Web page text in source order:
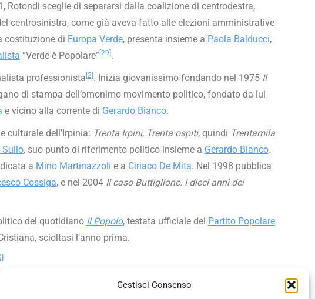
Gestisci Consenso
Rotondi sceglie di separarsi dalla coalizione di centrodestra,
centrosinistra, come già aveva fatto alle elezioni amministrative
costituzione di Europa Verde, presenta insieme a Paola Balducci,
“Verde è Popolare” [29] .
professionista [2]. Inizia giovanissimo fondando nel 1975 Il
di stampa dell’omonimo movimento politico, fondato da lui
e vicino alla corrente di Gerardo Bianco.
culturale dell’Irpinia: Trenta Irpini, Trenta ospiti, quindi Trentamila
Sullo, suo punto di riferimento politico insieme a Gerardo Bianco.
a Mino Martinazzoli e a Ciriaco De Mita. Nel 1998 pubblica
Cossiga, e nel 2004 Il caso Buttiglione. I dieci anni dei
del quotidiano Il Popolo, testata ufficiale del Partito Popolare
scioltasi l’anno prima.